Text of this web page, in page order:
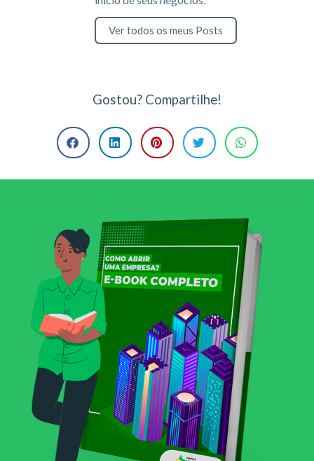
Ver todos os meus Posts
Gostou? Compartilhe!